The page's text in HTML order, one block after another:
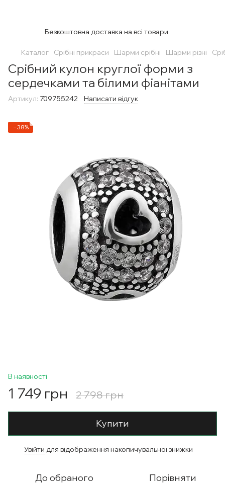
Безкоштовна доставка на всі товари
Каталог Срібні прикраси Шарми срібні Шарми різні
Срібний кулон круглої форми з
сердечками та білими фіанітами
Артикул: 709755242 Написати відгук
−38%
В наявності
1 749 грн 2 798 грн
Купити
Увійти для відображення накопичувальної знижки
До обраного Порівняти